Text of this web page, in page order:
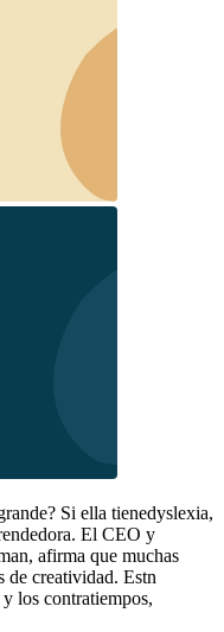
Si ella tienedyslexia,
El CEO y
afirma que muchas
de creatividad. Estn
y los contratiempos,